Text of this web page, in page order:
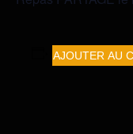
AJOUTER AU